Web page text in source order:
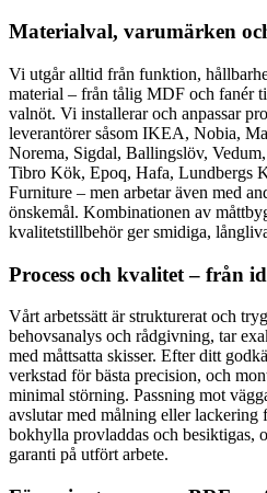
Materialval, varumärken
Vi utgår alltid från funktion,
material – från tålig MDF och fanér
valnöt. Vi installerar och anpassar
leverantörer såsom IKEA, Nobia,
Norema, Sigdal, Ballingslöv,
Tibro Kök, Epoq, Hafa, Lundbergs
Furniture – men arbetar även med
önskemål. Kombinationen av
kvalitetstillbehör ger smidiga,
Process och kvalitet – från
Vårt arbetssätt är strukturerat och
behovsanalys och rådgivning, tar
med måttsatta skisser. Efter ditt
verkstad för bästa precision, och
minimal störning. Passning mot
avslutar med målning eller lackering
bokhylla provladdas och besiktigas,
garanti på utfört arbete.